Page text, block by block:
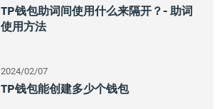
TP钱包助词间使用什么来隔开？- 助词
使用方法
2024/02/07
TP钱包能创建多少个钱包